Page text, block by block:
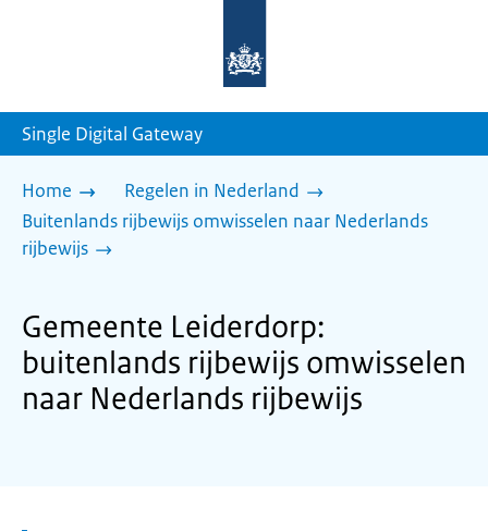
homepage
Single Digital Gateway
Home
Regelen in Nederland
Buitenlands rijbewijs omwisselen naar Nederlands
rijbewijs
Gemeente Leiderdorp:
buitenlands rijbewijs omwisselen
naar Nederlands rijbewijs